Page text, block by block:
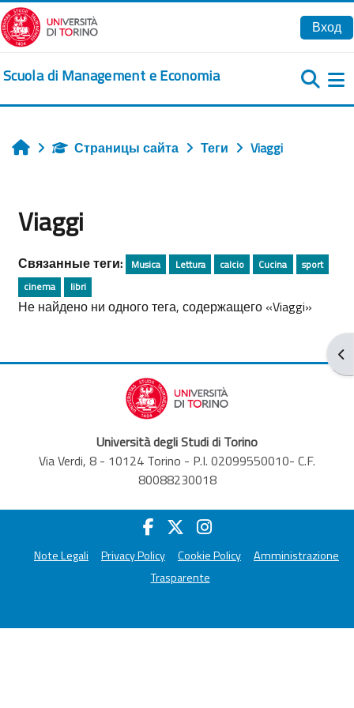
Перейти к основному содержанию
Вход
Scuola di Management e Economia
ГлавнаяСтраницы сайта Теги Viaggi
Viaggi
Связанные теги: Musica Lettura calcio Cucina
sport
cinema
libri
Не найдено ни одного тега, содержащего «Viaggi»
Università degli Studi di Torino
Via Verdi, 8 - 10124 Torino - P.I. 02099550010- C.F.
80088230018
Note Legali Privacy Policy Cookie Policy
Amministrazione
Trasparente